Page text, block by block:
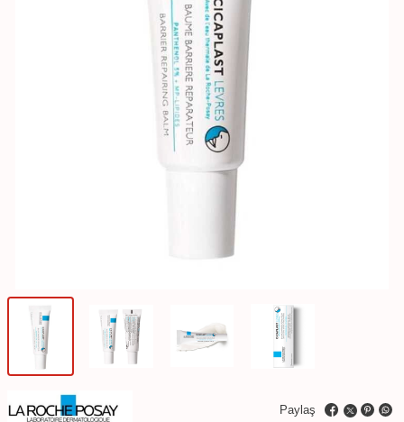
Paylaş